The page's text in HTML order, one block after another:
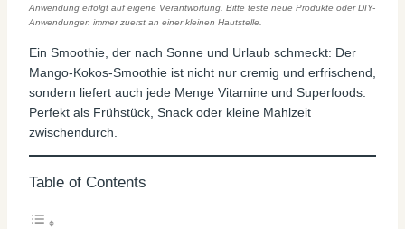
Anwendung erfolgt auf eigene Verantwortung. Bitte teste neue Produkte oder DIY-
Anwendungen immer zuerst an einer kleinen Hautstelle.
Ein Smoothie, der nach Sonne und Urlaub schmeckt: Der
Mango-Kokos-Smoothie ist nicht nur cremig und erfrischend,
sondern liefert auch jede Menge Vitamine und Superfoods.
Perfekt als Frühstück, Snack oder kleine Mahlzeit
zwischendurch.
Table of Contents